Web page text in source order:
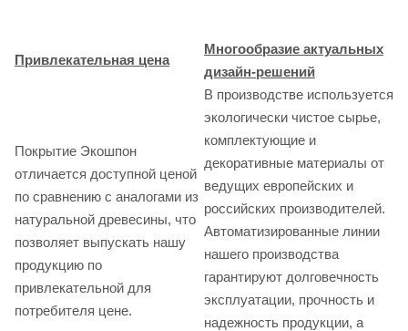
Привлекательная цена
Многообразие актуальных
дизайн-решений
Покрытие Экошпон
отличается доступной ценой
по сравнению с аналогами из
натуральной древесины, что
позволяет выпускать нашу
продукцию по
привлекательной для
потребителя цене.
В производстве используется
экологически чистое сырье,
комплектующие и
декоративные материалы от
ведущих европейских и
российских производителей.
Автоматизированные линии
нашего производства
гарантируют долговечность
эксплуатации, прочность и
надежность продукции, а